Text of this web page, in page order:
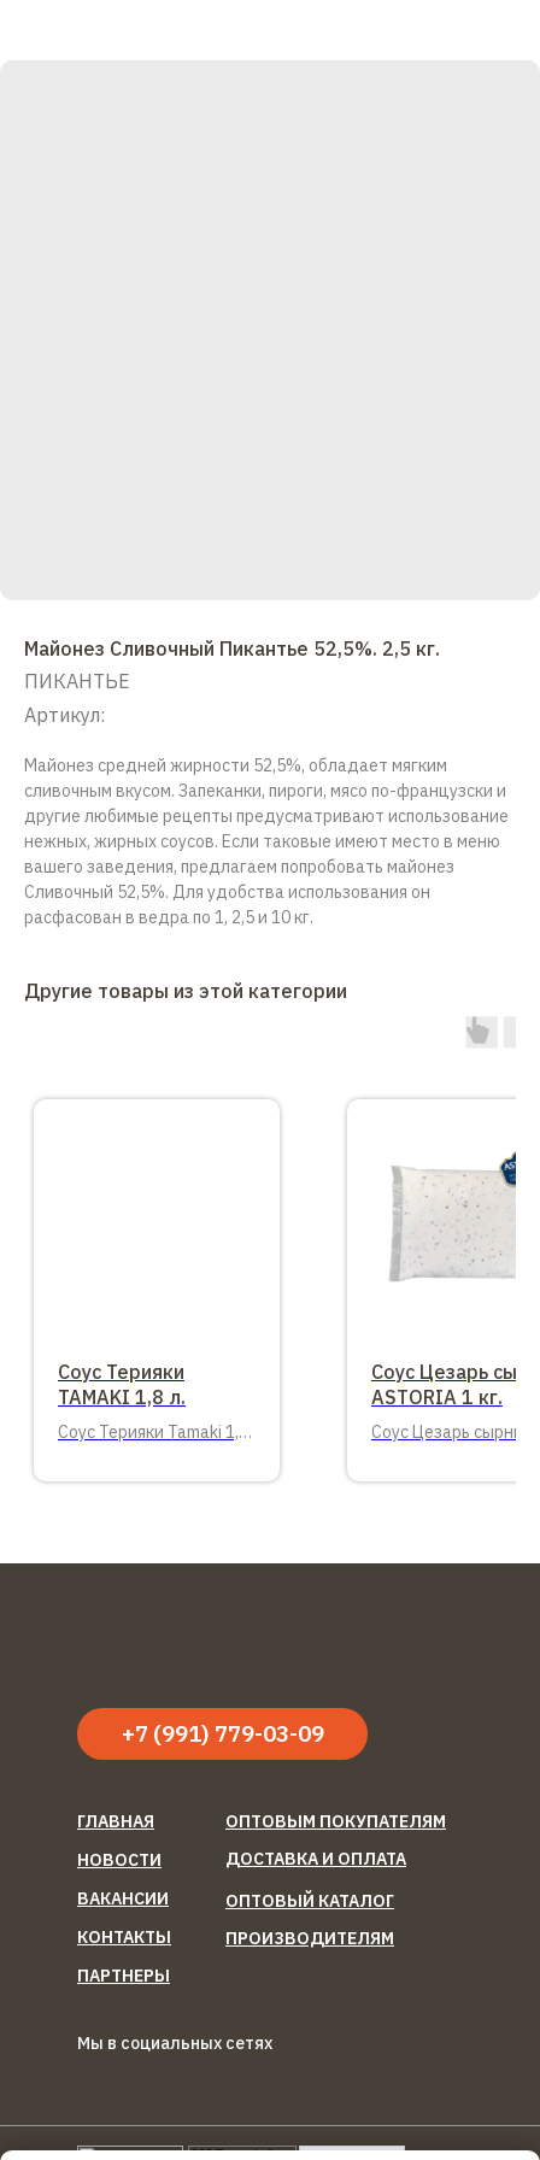
Майонез Сливочный Пикантье 52,5%. 2,5 кг.
ПИКАНТЬЕ
Артикул:
Майонез средней жирности 52,5%, обладает мягким
сливочным вкусом. Запеканки, пироги, мясо по-французски и
другие любимые рецепты предусматривают использование
нежных, жирных соусов. Если таковые имеют место в меню
вашего заведения, предлагаем попробовать майонез
Сливочный 52,5%. Для удобства использования он
расфасован в ведра по 1, 2,5 и 10 кг.
Другие товары из этой категории
Соус Терияки
TAMAKI 1,8 л.
Соус Терияки Tamaki 1,8
Соус Цезарь
ASTORIA 1 кг.
Соус Цезарь сырный,
Мы в социальных сетях
ГЛАВНАЯ
НОВОСТИ
ВАКАНСИИ
КОНТАКТЫ
ПАРТНЕРЫ
ОПТОВЫМ ПОКУПАТЕЛЯМ
ДОСТАВКА И ОПЛАТА
ОПТОВЫЙ КАТАЛОГ
ПРОИЗВОДИТЕЛЯМ
ООО "Березка Фуд"
+7 (991) 779-03-09